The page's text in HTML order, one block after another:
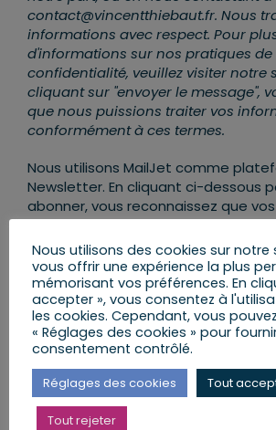
contact@vincentthiebaut.fr. Nous
informations avec respect. Pour
d'informations sur nos pratiques de
confidentialité, veuillez visiter notre
cliquant sur "envoyer le message",
que nous puissions traiter vos
conformément à ces termes.
Nous utilisons MailJet comme
Newsletter. En cliquant ci-dessous
abonner, vous reconnaissez que
seront transférées et traitées par
en savoir plus sur les pratiques de
de MailJet,rendez-vous ICI .
AJOUTER AU CALENDRIER
Nous utilisons des cookies sur notre
vous offrir une expérience la plus
mémorisant vos préférences. En
accepter », vous consentez à
les cookies. Cependant, vous
« Réglages des cookies » pour
consentement contrôlé.
Réglages des cookies Tout
Tout rejeter